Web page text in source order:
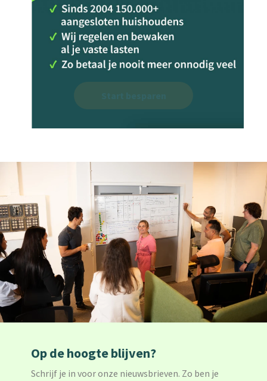
Op de hoogte blijven?
Schrijf je in voor onze nieuwsbrieven. Zo ben je